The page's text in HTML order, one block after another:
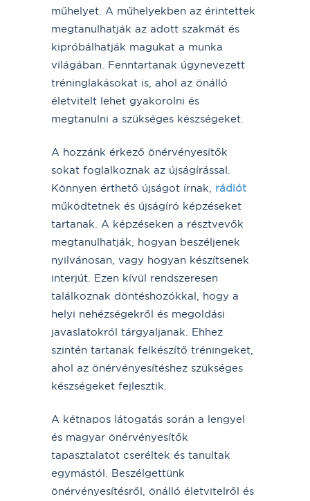
műhelyet. A műhelyekben az érintettek
megtanulhatják az adott szakmát és
kipróbálhatják magukat a munka
világában. Fenntartanak úgynevezett
tréninglakásokat is, ahol az önálló
életvitelt lehet gyakorolni és
megtanulni a szükséges készségeket.
A hozzánk érkező önérvényesítők
sokat foglalkoznak az újságírással.
Könnyen érthető újságot írnak, rádiót
működtetnek és újságíró képzéseket
tartanak. A képzéseken a résztvevők
megtanulhatják, hogyan beszéljenek
nyilvánosan, vagy hogyan készítsenek
interjút. Ezen kívül rendszeresen
találkoznak döntéshozókkal, hogy a
helyi nehézségekről és megoldási
javaslatokról tárgyaljanak. Ehhez
szintén tartanak felkészítő tréningeket,
ahol az önérvényesítéshez szükséges
készségeket fejlesztik.
A kétnapos látogatás során a lengyel
és magyar önérvényesítők
tapasztalatot cseréltek és tanultak
egymástól. Beszélgettünk
önérvényesítésről, önálló életvitelről és